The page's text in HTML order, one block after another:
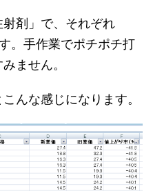
射剤」で、それぞれ
。手作業でポチポチ打
ません。
んな感じになります。